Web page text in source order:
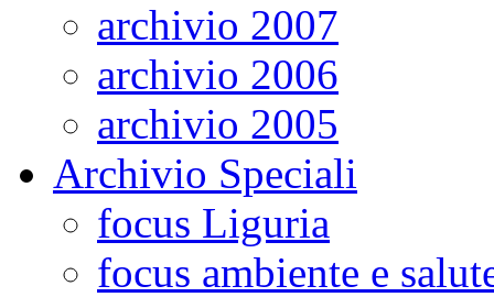
archivio 2007
archivio 2006
archivio 2005
Archivio Speciali
focus Liguria
focus ambiente e